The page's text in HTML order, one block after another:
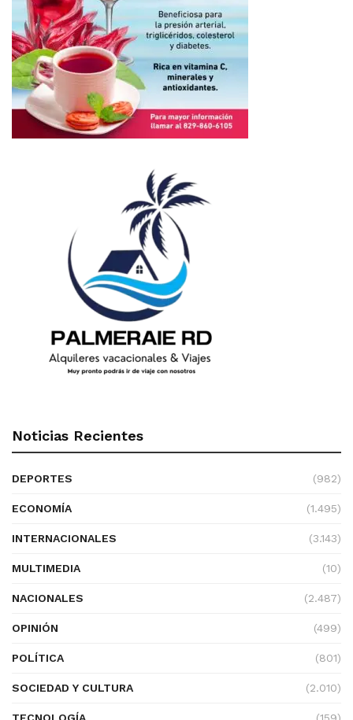
Noticias Recientes
DEPORTES (982)
ECONOMÍA (1.495)
INTERNACIONALES (3.143)
MULTIMEDIA (10)
NACIONALES (2.487)
OPINIÓN (499)
POLÍTICA (801)
SOCIEDAD Y CULTURA (2.010)